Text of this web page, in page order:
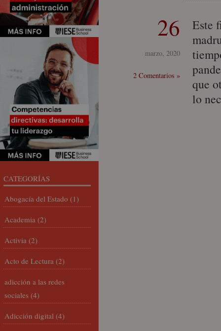
26
marzo, 2020
2 Comentarios »
Este
que
lo
CATEGORÍAS
Abogacía del Estado (1)
Academia (2)
Activia (2)
Acto de Lectura (2)
adicción a las redes
sociales (4)
Adicción digital (4)